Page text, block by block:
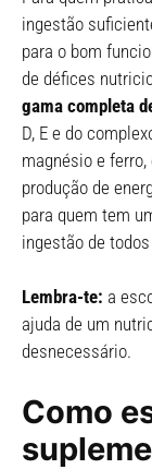
ingestão
para o bom
de défices
gama completa
D, E e do
magnésio e
produção de
para quem tem
ingestão de
Lembra-te: a
ajuda de um
desnecessário.
Como